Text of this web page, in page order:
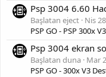
Psp 3004 6.60
Başlatan eject Nis
PSP GO - PSP 300x
Psp 3004 ekran
Başlatan duna Mar
PSP GO - 300x V3